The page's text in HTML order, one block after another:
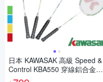
日本 KAWASAK 高級 Speed &
Control KBA550 穿線鋁合金羽
球拍/羽毛球拍